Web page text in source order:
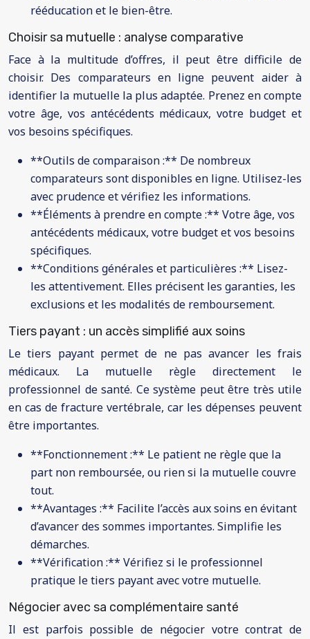
rééducation et le bien-être.
Choisir sa mutuelle : analyse comparative
Face à la multitude d’offres, il peut être difficile de
choisir. Des comparateurs en ligne peuvent aider à
identifier la mutuelle la plus adaptée. Prenez en compte
votre âge, vos antécédents médicaux, votre budget et
vos besoins spécifiques.
**Outils de comparaison :** De nombreux
comparateurs sont disponibles en ligne. Utilisez-les
avec prudence et vérifiez les informations.
**Éléments à prendre en compte :** Votre âge, vos
antécédents médicaux, votre budget et vos besoins
spécifiques.
**Conditions générales et particulières :** Lisez-
les attentivement. Elles précisent les garanties, les
exclusions et les modalités de remboursement.
Tiers payant : un accès simplifié aux soins
Le tiers payant permet de ne pas avancer les frais
médicaux. La mutuelle règle directement le
professionnel de santé. Ce système peut être très utile
en cas de fracture vertébrale, car les dépenses peuvent
être importantes.
**Fonctionnement :** Le patient ne règle que la
part non remboursée, ou rien si la mutuelle couvre
tout.
**Avantages :** Facilite l’accès aux soins en évitant
d’avancer des sommes importantes. Simplifie les
démarches.
**Vérification :** Vérifiez si le professionnel
pratique le tiers payant avec votre mutuelle.
Négocier avec sa complémentaire santé
Il est parfois possible de négocier votre contrat de